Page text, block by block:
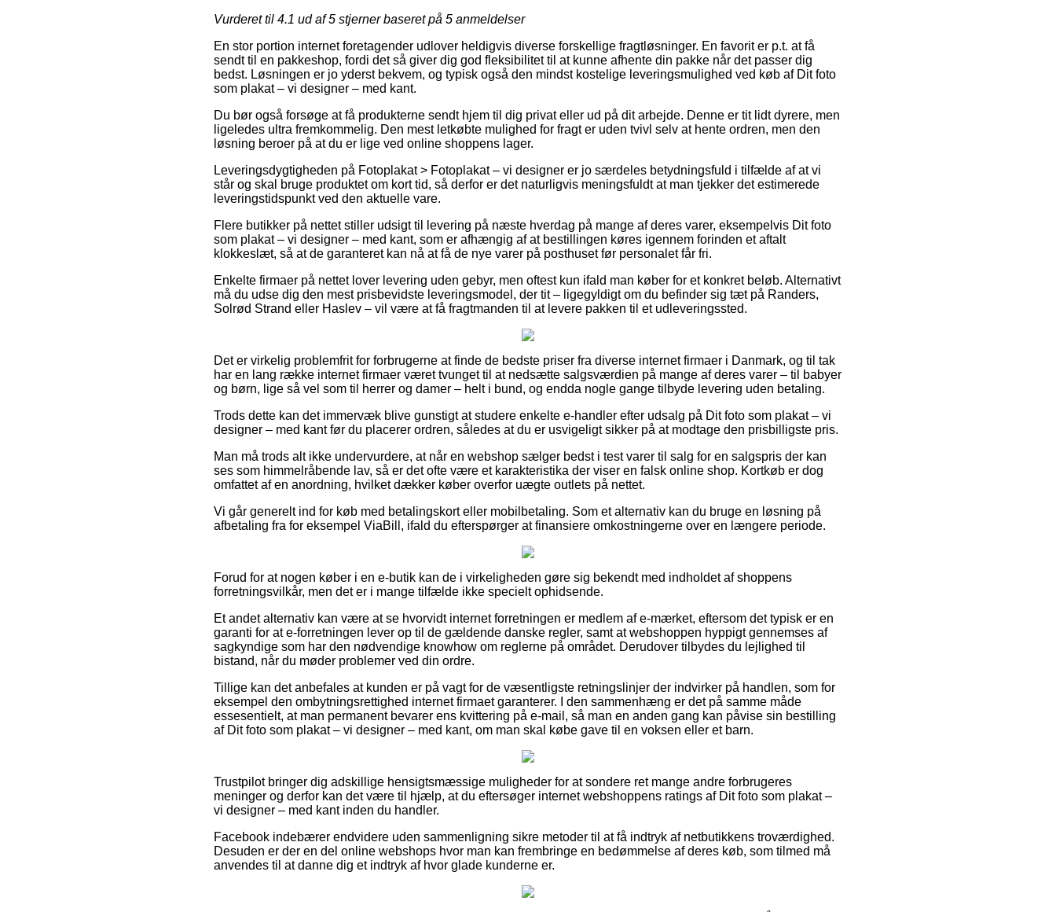
Vurderet til 4.1 ud af 5 stjerner baseret på 5 anmeldelser
En stor portion internet foretagender udlover heldigvis diverse forskellige fragtløsninger. En favorit er p.t. at få
sendt til en pakkeshop, fordi det så giver dig god fleksibilitet til at kunne afhente din pakke når det passer dig
bedst. Løsningen er jo yderst bekvem, og typisk også den mindst kostelige leveringsmulighed ved køb af Dit foto
som plakat – vi designer – med kant.
Du bør også forsøge at få produkterne sendt hjem til dig privat eller ud på dit arbejde. Denne er tit lidt dyrere, men
ligeledes ultra fremkommelig. Den mest letkøbte mulighed for fragt er uden tvivl selv at hente ordren, men den
løsning beroer på at du er lige ved online shoppens lager.
Leveringsdygtigheden på Fotoplakat > Fotoplakat – vi designer er jo særdeles betydningsfuld i tilfælde af at vi
står og skal bruge produktet om kort tid, så derfor er det naturligvis meningsfuldt at man tjekker det estimerede
leveringstidspunkt ved den aktuelle vare.
Flere butikker på nettet stiller udsigt til levering på næste hverdag på mange af deres varer, eksempelvis Dit foto
som plakat – vi designer – med kant, som er afhængig af at bestillingen køres igennem forinden et aftalt
klokkeslæt, så at de garanteret kan nå at få de nye varer på posthuset før personalet får fri.
Enkelte firmaer på nettet lover levering uden gebyr, men oftest kun ifald man køber for et konkret beløb. Alternativt
må du udse dig den mest prisbevidste leveringsmodel, der tit – ligegyldigt om du befinder sig tæt på Randers,
Solrød Strand eller Haslev – vil være at få fragtmanden til at levere pakken til et udleveringssted.
Det er virkelig problemfrit for forbrugerne at finde de bedste priser fra diverse internet firmaer i Danmark, og til tak
har en lang række internet firmaer været tvunget til at nedsætte salgsværdien på mange af deres varer – til babyer
og børn, lige så vel som til herrer og damer – helt i bund, og endda nogle gange tilbyde levering uden betaling.
Trods dette kan det immervæk blive gunstigt at studere enkelte e-handler efter udsalg på Dit foto som plakat – vi
designer – med kant før du placerer ordren, således at du er usvigeligt sikker på at modtage den prisbilligste pris.
Man må trods alt ikke undervurdere, at når en webshop sælger bedst i test varer til salg for en salgspris der kan
ses som himmelråbende lav, så er det ofte være et karakteristika der viser en falsk online shop. Kortkøb er dog
omfattet af en anordning, hvilket dækker køber overfor uægte outlets på nettet.
Vi går generelt ind for køb med betalingskort eller mobilbetaling. Som et alternativ kan du bruge en løsning på
afbetaling fra for eksempel ViaBill, ifald du efterspørger at finansiere omkostningerne over en længere periode.
Forud for at nogen køber i en e-butik kan de i virkeligheden gøre sig bekendt med indholdet af shoppens
forretningsvilkår, men det er i mange tilfælde ikke specielt ophidsende.
Et andet alternativ kan være at se hvorvidt internet forretningen er medlem af e-mærket, eftersom det typisk er en
garanti for at e-forretningen lever op til de gældende danske regler, samt at webshoppen hyppigt gennemses af
sagkyndige som har den nødvendige knowhow om reglerne på området. Derudover tilbydes du lejlighed til
bistand, når du møder problemer ved din ordre.
Tillige kan det anbefales at kunden er på vagt for de væsentligste retningslinjer der indvirker på handlen, som for
eksempel den ombytningsrettighed internet firmaet garanterer. I den sammenhæng er det på samme måde
essesentielt, at man permanent bevarer ens kvittering på e-mail, så man en anden gang kan påvise sin bestilling
af Dit foto som plakat – vi designer – med kant, om man skal købe gave til en voksen eller et barn.
Trustpilot bringer dig adskillige hensigtsmæssige muligheder for at sondere ret mange andre forbrugeres
meninger og derfor kan det være til hjælp, at du eftersøger internet webshoppens ratings af Dit foto som plakat –
vi designer – med kant inden du handler.
Facebook indebærer endvidere uden sammenligning sikre metoder til at få indtryk af netbutikkens troværdighed.
Desuden er der en del online webshops hvor man kan frembringe en bedømmelse af deres køb, som tilmed må
anvendes til at danne dig et indtryk af hvor glade kunderne er.